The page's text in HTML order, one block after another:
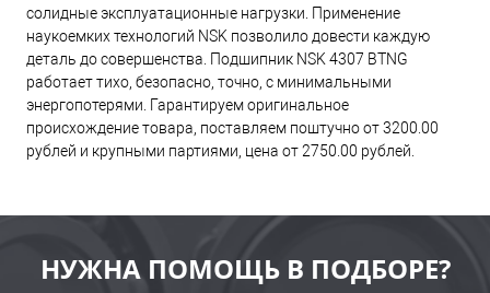
солидные эксплуатационные нагрузки. Применение
наукоемких технологий NSK позволило довести каждую
деталь до совершенства. Подшипник NSK 4307 BTNG
работает тихо, безопасно, точно, с минимальными
энергопотерями. Гарантируем оригинальное
происхождение товара, поставляем поштучно от 3200.00
рублей и крупными партиями, цена от 2750.00 рублей.
НУЖНА ПОМОЩЬ В ПОДБОРЕ?